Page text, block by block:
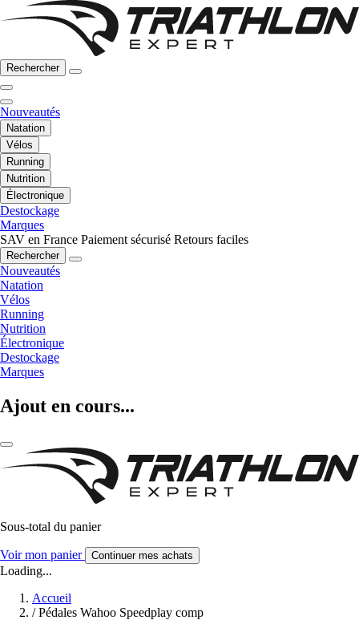
Rechercher
Nouveautés
Natation
Vélos
Running
Nutrition
Électronique
Destockage
Marques
SAV en France Paiement sécurisé Retours faciles
Rechercher
Nouveautés
Natation
Vélos
Running
Nutrition
Électronique
Destockage
Marques
Ajout en cours...
Sous-total du panier
Voir mon panier Continuer mes achats
Loading...
Accueil
/ Pédales Wahoo Speedplay comp